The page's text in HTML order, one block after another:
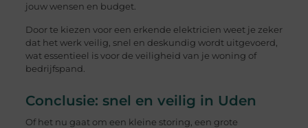
jouw wensen en budget.
Door te kiezen voor een erkende elektricien weet je zeker
dat het werk veilig, snel en deskundig wordt uitgevoerd,
wat essentieel is voor de veiligheid van je woning of
bedrijfspand.
Conclusie: snel en veilig in Uden
Of het nu gaat om een kleine storing, een grote